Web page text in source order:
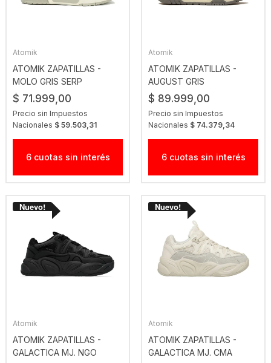
Atomik
ATOMIK ZAPATILLAS -
MOLO GRIS SERP
$ 71.999,00
Precio sin Impuestos
Nacionales $ 59.503,31
6 cuotas sin interés
Atomik
ATOMIK ZAPATILLAS -
AUGUST GRIS
$ 89.999,00
Precio sin Impuestos
Nacionales $ 74.379,34
6 cuotas sin interés
Atomik
ATOMIK ZAPATILLAS -
GALACTICA MJ. NGO
Atomik
ATOMIK ZAPATILLAS -
GALACTICA MJ. CMA